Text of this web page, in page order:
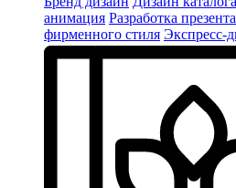
анимация Разработка
фирменного стиля Экспресс-